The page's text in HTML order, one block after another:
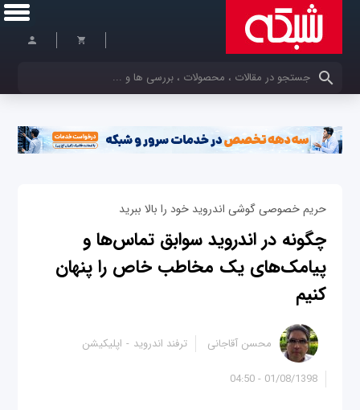
کلمات کلیدی خود را وارد کنید
حريم خصوصی گوشی اندروید خود را بالا ببريد
چگونه در اندروید سوابق تماس‌ها و
پیامک‌های یک مخاطب خاص را پنهان
کنیم
01/08/1398 - 04:50
محسن آقاجانی ترفند اندروید اپلیکیشن